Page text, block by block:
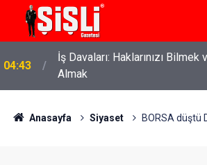
04:43
İş Davaları: Haklarınızı Bilmek
Almak
Anasayfa Siyaset BORSA düştü